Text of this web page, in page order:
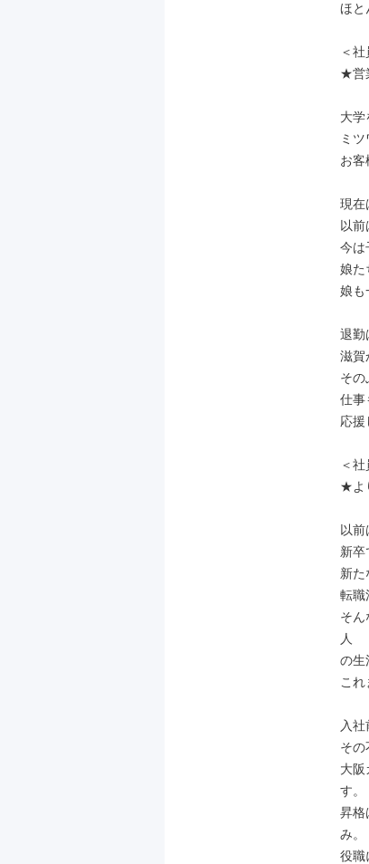
ほと
＜
★営
大学
ミ
お客
現在
以
今は
娘た
娘も
退勤
滋賀
その
仕事
応援
＜
★よ
以前
新卒
新た
転職
そん
人
の生
これ
入
その
大阪
す。
昇格
み。
役職